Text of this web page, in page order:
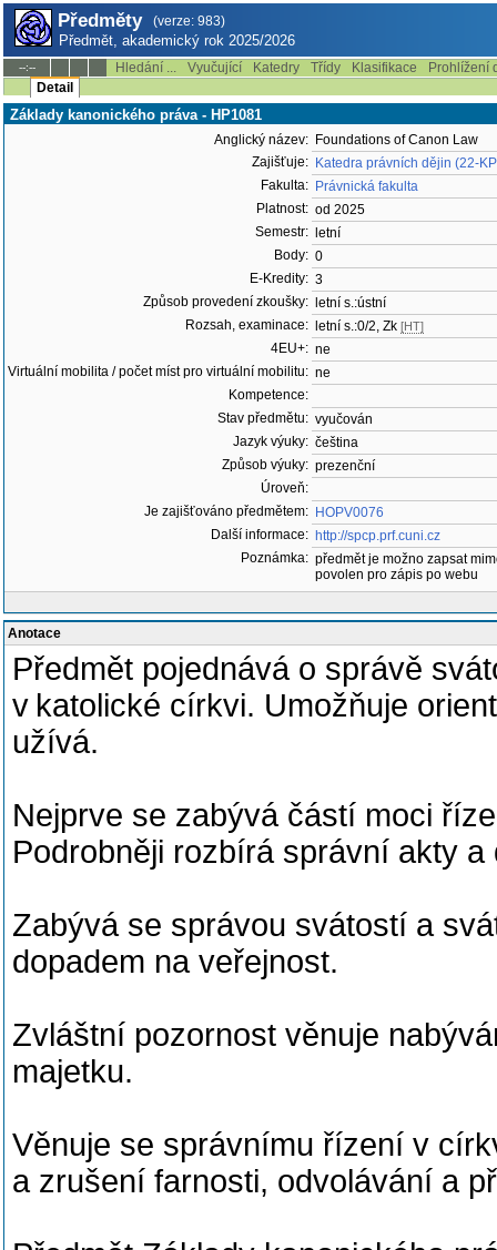
Předměty (verze: 983)
Předmět, akademický rok 2025/2026
--:-- Hledání ... Vyučující Katedry Třídy Klasifikace
Prohlížení
Detail
Základy kanonického práva - HP1081
Anglický název: Foundations of Canon Law
Zajišťuje: Katedra právních dějin (22-
Fakulta: Právnická fakulta
Platnost: od 2025
Semestr:
letní
Body: 0
E-Kredity: 3
Způsob provedení zkoušky:
letní s.:ústní
Rozsah, examinace:
letní s.:0/2, Zk [HT]
4EU+: ne
Virtuální mobilita / počet míst pro virtuální mobilitu: ne
Kompetence:
Stav předmětu: vyučován
Jazyk výuky: čeština
Způsob výuky: prezenční
Úroveň:
Je zajišťováno předmětem: HOPV0076
Další informace: http://spcp.prf.cuni.cz
Poznámka: předmět je možno zapsat
povolen pro zápis po webu
Anotace
Předmět pojednává o správě
v katolické církvi. Umožňuje
užívá.
Nejprve se zabývá částí moci
Podrobněji rozbírá správní akty
Zabývá se správou svátostí a
dopadem na veřejnost.
Zvláštní pozornost věnuje
majetku.
Věnuje se správnímu řízení v
a zrušení farnosti, odvolávání a